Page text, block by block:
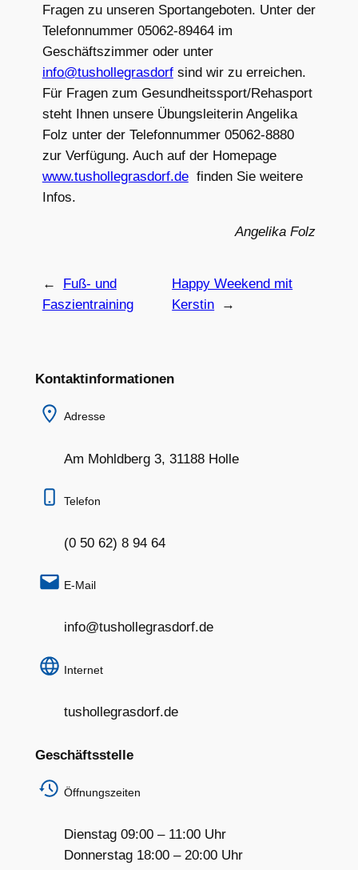
Fragen zu unseren Sportangeboten. Unter der
Telefonnummer 05062-89464 im
Geschäftszimmer oder unter
info@tushollegrasdorfsind wir zu erreichen.
Für Fragen zum Gesundheitssport/Rehasport
steht Ihnen unsere Übungsleiterin Angelika
Folz unter der Telefonnummer 05062-8880
zur Verfügung. Auch auf der Homepage
www.tushollegrasdorf.definden Sie weitere
Infos.
Angelika Folz
←
Fuß- und
Faszientraining
Happy Weekend mit
Kerstin
→
Kontaktinformationen
Adresse
Am Mohldberg 3, 31188 Holle
Telefon
(0 50 62) 8 94 64
E-Mail
info@tushollegrasdorf.de
Internet
tushollegrasdorf.de
Geschäftsstelle
Öffnungszeiten
Dienstag 09:00 – 11:00 Uhr
Donnerstag 18:00 – 20:00 Uhr